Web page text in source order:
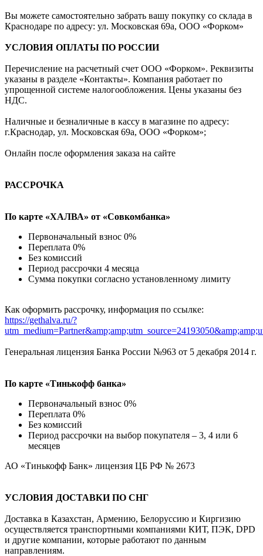
Вы можете самостоятельно забрать вашу покупку со склада в
Краснодаре по адресу: ул. Московская 69а, ООО «Форком»
УСЛОВИЯ ОПЛАТЫ ПО РОССИИ
Перечисление на расчетный счет ООО «Форком». Реквизиты
указаны в разделе «Контакты». Компания работает по
упрощенной системе налогообложения. Цены указаны без
НДС.
Наличные и безналичные в кассу в магазине по адресу:
г.Краснодар, ул. Московская 69а, ООО «Форком»;
Онлайн после оформления заказа на сайте
РАССРОЧКА
По карте «ХАЛВА» от «Совкомбанка»
Первоначальный взнос 0%
Переплата 0%
Без комиссий
Период рассрочки 4 месяца
Сумма покупки согласно установленному лимиту
Как оформить рассрочку, информация по ссылке:
https://gethalva.ru/?
Генеральная лицензия Банка России №963 от 5 декабря 2014 г.
По карте «Тинькофф банка»
Первоначальный взнос 0%
Переплата 0%
Без комиссий
Период рассрочки на выбор покупателя – 3, 4 или 6
месяцев
АО «Тинькофф Банк» лицензия ЦБ РФ № 2673
УСЛОВИЯ ДОСТАВКИ ПО СНГ
Доставка в Казахстан, Армению, Белоруссию и Киргизию
осуществляется транспортными компаниями КИТ, ПЭК, DPD
и другие компании, которые работают по данным
направлениям.